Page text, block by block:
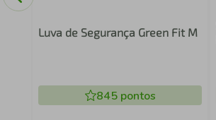
Luva de Segurança Green Fit M
845pontos